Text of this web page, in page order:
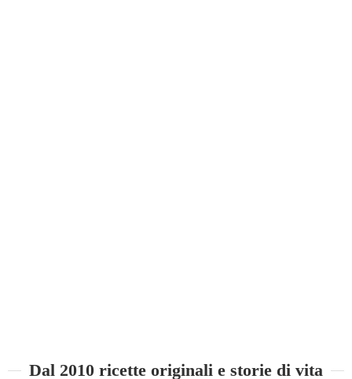
Dal 2010 ricette originali e storie di vita